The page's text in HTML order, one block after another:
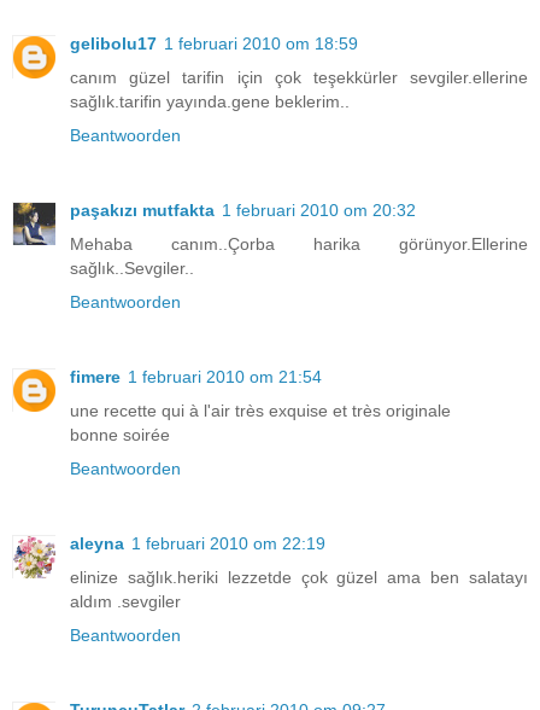
gelibolu17 1 februari 2010 om 18:59
canım güzel tarifin için çok teşekkürler sevgiler.ellerine
sağlık.tarifin yayında.gene beklerim..
Beantwoorden
paşakızı mutfakta 1 februari 2010 om 20:32
Mehaba canım..Çorba harika görünyor.Ellerine
sağlık..Sevgiler..
Beantwoorden
fimere 1 februari 2010 om 21:54
une recette qui à l'air très exquise et très originale
bonne soirée
Beantwoorden
aleyna 1 februari 2010 om 22:19
elinize sağlık.heriki lezzetde çok güzel ama ben salatayı
aldım .sevgiler
Beantwoorden